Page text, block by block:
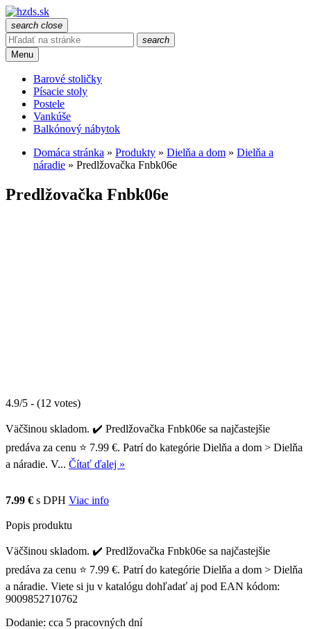
search close
search
Menu
Barové stoličky
Písacie stoly
Postele
Vankúše
Balkónový nábytok
Domáca stránka » Produkty » Dielňa a dom » Dielňa a
náradie » Predlžovačka Fnbk06e
Predlžovačka Fnbk06e
4.9/5 - (12 votes)
Väčšinou skladom. ✔️ Predlžovačka Fnbk06e sa najčastejšie
predáva za cenu ⭐ 7.99 €. Patrí do kategórie Dielňa a dom > Dielňa
a náradie. V... Čítať ďalej »
7.99 € s DPH Viac info
Popis produktu
Väčšinou skladom. ✔️ Predlžovačka Fnbk06e sa najčastejšie
predáva za cenu ⭐ 7.99 €. Patrí do kategórie Dielňa a dom > Dielňa
a náradie. Viete si ju v katalógu dohľadať aj pod EAN kódom:
9009852710762
Dodanie: cca 5 pracovných dní